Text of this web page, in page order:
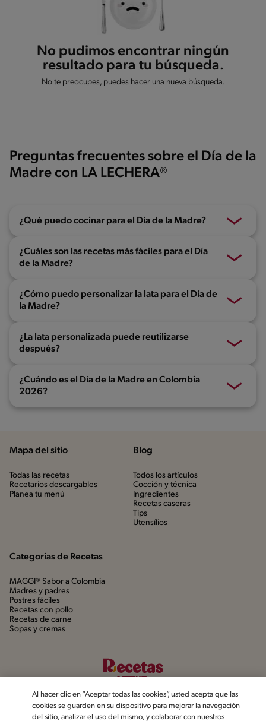
No pudimos encontrar ningún
resultado para tu búsqueda.
No te preocupes, puedes hacer una nueva búsqueda.
Preguntas frecuentes sobre el Día de la
Madre con LA LECHERA®
¿Qué puedo cocinar para el Día de la Madre?
¿Cuáles son las recetas más fáciles para el Día
de la Madre?
¿Cómo puedo personalizar la lata para el Día de
la Madre?
¿La lata personalizada puede reutilizarse
después?
¿Cuándo es el Día de la Madre en Colombia
2026?
Mapa del sitio
Todas las recetas
Recetarios descargables
Planea tu menú
Blog
Todos los artículos
Cocción y técnica
Ingredientes
Recetas caseras
Tips
Utensílios
Categorias de Recetas
MAGGI® Sabor a Colombia
Madres y padres
Postres fáciles
Recetas con pollo
Recetas de carne
Sopas y cremas
Al hacer clic en “Aceptar todas las cookies”, usted acepta que las
cookies se guarden en su dispositivo para mejorar la navegación
del sitio, analizar el uso del mismo, y colaborar con nuestros